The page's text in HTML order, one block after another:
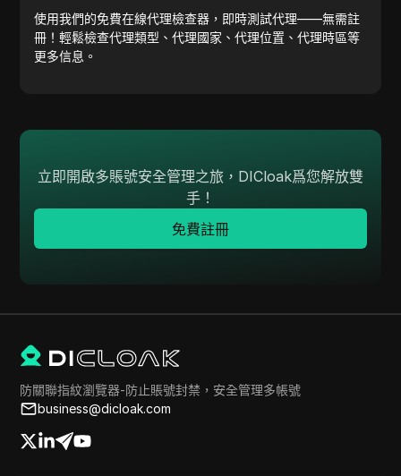
使用我們的免費在線代理檢查器，即時測試代理——無需註
冊！輕鬆檢查代理類型、代理國家、代理位置、代理時區等
更多信息。
立即開啟多賬號安全管理之旅，DICloak爲您解放雙
手！
免費註冊
防關聯指紋瀏覽器-防止賬號封禁，安全管理多帳號
business@dicloak.com